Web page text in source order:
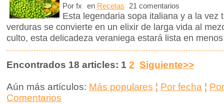
Por fx en Recetas 21 comentarios
Esta legendaria sopa italiana y a la vez
verduras se convierte en un elixir de larga vida al
culto, esta delicadeza veraniega estará lista en
Encontrados 18 articles: 1 2 Siguiente>>
Aún más artículos: Más populares ¦ Por fecha ¦
Comentarios